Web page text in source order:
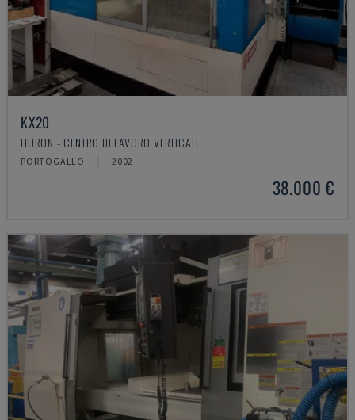
KX20
HURON - CENTRO DI LAVORO VERTICALE
PORTOGALLO 2002
38.000 €